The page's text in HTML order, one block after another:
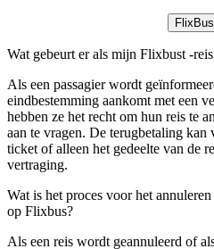
FlixBus
Wat gebeurt er als mijn Flixbust -
Als een passagier wordt
eindbestemming aankomt met een
hebben ze het recht om hun reis te
aan te vragen. De terugbetaling kan
ticket of alleen het gedeelte van de
vertraging.
Wat is het proces voor het
op Flixbus?
Als een reis wordt geannuleerd of